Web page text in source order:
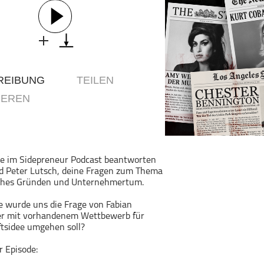
Geschichte
Gesellschaft
Kinder & Familie
Kunst & Unterhaltung
Nachrichten
Persönliche Finanzen
TEILEN
im Sidepreneur Podcast beantworten
Peter Lutsch, deine Fragen zum Thema
Gründen und Unternehmertum.
wurde uns die Frage von Fabian
mit vorhandenem Wettbewerb für
umgehen soll?
Episode: